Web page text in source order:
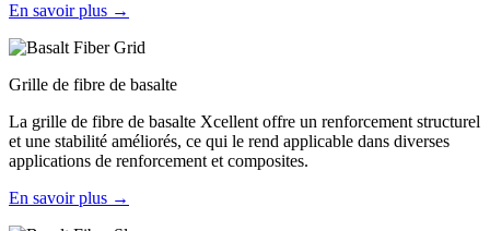
En savoir plus →
Grille de fibre de basalte
La grille de fibre de basalte Xcellent offre un renforcement structurel
et une stabilité améliorés, ce qui le rend applicable dans diverses
applications de renforcement et composites.
En savoir plus →